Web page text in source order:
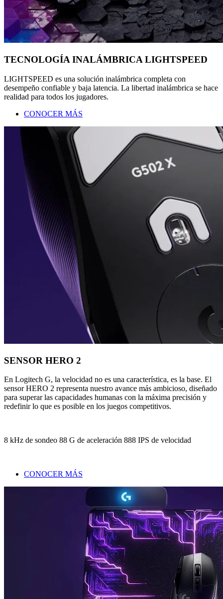
TECNOLOGÍA INALÁMBRICA LIGHTSPEED
LIGHTSPEED es una solución inalámbrica completa con
desempeño confiable y baja latencia. La libertad inalámbrica se hace
realidad para todos los jugadores.
CONOCER MÁS
SENSOR HERO 2
En Logitech G, la velocidad no es una característica, es la base. El
sensor HERO 2 representa nuestro avance más ambicioso, diseñado
para superar las capacidades humanas con la máxima precisión y
redefinir lo que es posible en los juegos competitivos.
8 kHz de sondeo 88 G de aceleración 888 IPS de velocidad
CONOCER MÁS